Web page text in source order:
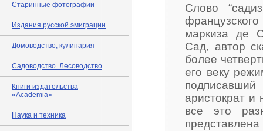
Старинные фотографии
Издания русской эмиграции
Домоводство, кулинария
Садоводство. Лесоводство
Книги издательства
«Academia»
Наука и техника
Слово
маркиза де
Сад, автор
более
его веку
подписавший
аристократ
все это